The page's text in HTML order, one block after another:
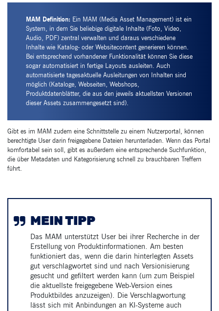
MAM Definition: Ein MAM (Media Asset Management) ist ein
System, in dem Sie beliebige digitale Inhalte (Foto, Video,
Audio, PDF) zentral verwalten und daraus verschiedene
Inhalte wie Katalog- oder Websitecontent generieren können.
Bei entsprechend vorhandener Funktionalität können Sie diese
sogar automatisiert in fertige Layouts ausleiten. Auch
automatisierte tagesaktuelle Ausleitungen von Inhalten sind
möglich (Kataloge, Webseiten, Webshops,
Produktdatenblätter, die aus den jeweils aktuellsten Versionen
dieser Assets zusammengesetzt sind).
Gibt es im MAM zudem eine Schnittstelle zu einem Nutzerportal, können
berechtigte User darin freigegebene Dateien herunterladen. Wenn das Portal
komfortabel sein soll, gibt es außerdem eine entsprechende Suchfunktion,
die über Metadaten und Kategorisierung schnell zu brauchbaren Treffern
führt.
MEIN TIPP
Das MAM unterstützt User bei ihrer Recherche in der
Erstellung von Produktinformationen. Am besten
funktioniert das, wenn die darin hinterlegten Assets
gut verschlagwortet sind und nach Versionisierung
gesucht und gefiltert werden kann (um zum Beispiel
die aktuellste freigegebene Web-Version eines
Produktbildes anzuzeigen). Die Verschlagwortung
lässt sich mit Anbindungen an KI-Systeme auch